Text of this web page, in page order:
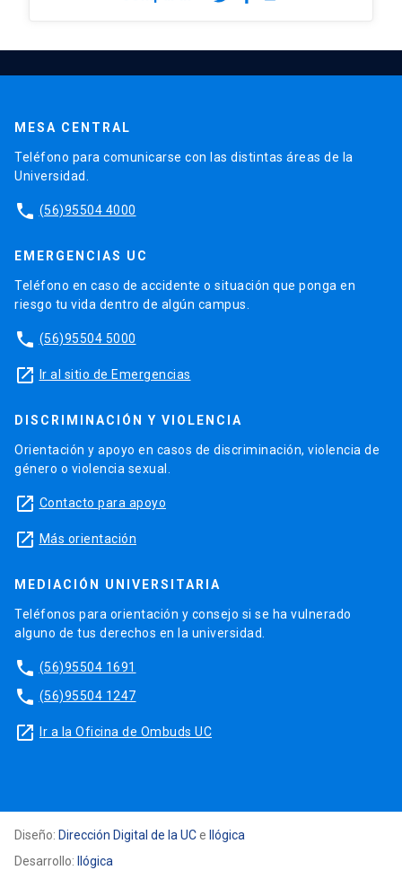
MESA CENTRAL
Teléfono para comunicarse con las distintas áreas de la
Universidad.
phone (56)95504 4000
EMERGENCIAS UC
Teléfono en caso de accidente o situación que ponga en
riesgo tu vida dentro de algún campus.
phone (56)95504 5000
launch Ir al sitio de Emergencias
DISCRIMINACIÓN Y VIOLENCIA
Orientación y apoyo en casos de discriminación, violencia de
género o violencia sexual.
launch Contacto para apoyo
launch Más orientación
MEDIACIÓN UNIVERSITARIA
Teléfonos para orientación y consejo si se ha vulnerado
alguno de tus derechos en la universidad.
phone (56)95504 1691
phone (56)95504 1247
launch Ir a la Oficina de Ombuds UC
Diseño: Dirección Digital de la UCe
Ilógica
Desarrollo:
Ilógica